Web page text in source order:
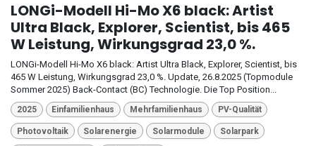
LONGi-Modell Hi-Mo X6 black: Artist
Ultra Black, Explorer, Scientist, bis 465
W Leistung, Wirkungsgrad 23,0 %.
LONGi-Modell Hi-Mo X6 black: Artist Ultra Black, Explorer, Scientist, bis
465 W Leistung, Wirkungsgrad 23,0 %. Update, 26.8.2025 (Topmodule
Sommer 2025) Back-Contact (BC) Technologie. Die Top Position...
2025 Einfamilienhaus Mehrfamilienhaus PV-Qualität
Photovoltaik Solarenergie Solarmodule Solarpark